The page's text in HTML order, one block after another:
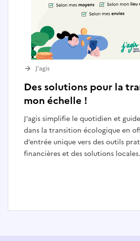
Des solutions pour la
mon échelle !
J’agis simplifie le quotidien et
dans la transition écologique en
d’entrée unique vers des outils
financières et des solutions locales.
J’agis